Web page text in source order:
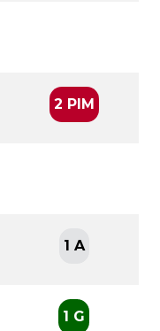
2 PIM
1 A
1 G